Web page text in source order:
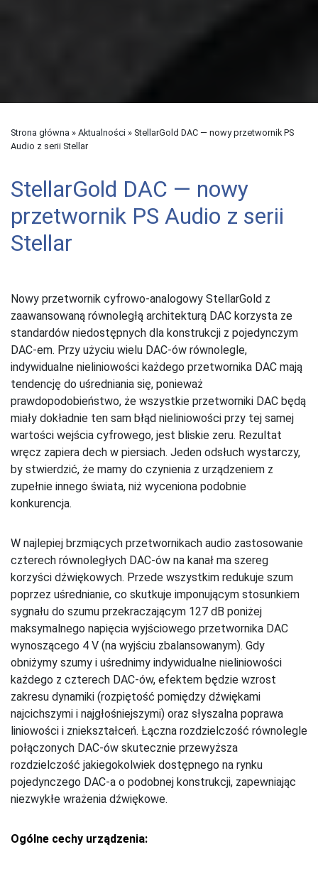
Strona główna » Aktualności » StellarGold DAC — nowy przetwornik PS
Audio z serii Stellar
StellarGold DAC — nowy
przetwornik PS Audio z serii
Stellar
Nowy przetwornik cyfrowo-analogowy StellarGold z
zaawansowaną równoległą architekturą DAC korzysta ze
standardów niedostępnych dla konstrukcji z pojedynczym
DAC-em. Przy użyciu wielu DAC-ów równolegle,
indywidualne nieliniowości każdego przetwornika DAC mają
tendencję do uśredniania się, ponieważ
prawdopodobieństwo, że wszystkie przetworniki DAC będą
miały dokładnie ten sam błąd nieliniowości przy tej samej
wartości wejścia cyfrowego, jest bliskie zeru. Rezultat
wręcz zapiera dech w piersiach. Jeden odsłuch wystarczy,
by stwierdzić, że mamy do czynienia z urządzeniem z
zupełnie innego świata, niż wyceniona podobnie
konkurencja.
W najlepiej brzmiących przetwornikach audio zastosowanie
czterech równoległych DAC-ów na kanał ma szereg
korzyści dźwiękowych. Przede wszystkim redukuje szum
poprzez uśrednianie, co skutkuje imponującym stosunkiem
sygnału do szumu przekraczającym 127 dB poniżej
maksymalnego napięcia wyjściowego przetwornika DAC
wynoszącego 4 V (na wyjściu zbalansowanym). Gdy
obniżymy szumy i uśrednimy indywidualne nieliniowości
każdego z czterech DAC-ów, efektem będzie wzrost
zakresu dynamiki (rozpiętość pomiędzy dźwiękami
najcichszymi i najgłośniejszymi) oraz słyszalna poprawa
liniowości i zniekształceń. Łączna rozdzielczość równolegle
połączonych DAC-ów skutecznie przewyższa
rozdzielczość jakiegokolwiek dostępnego na rynku
pojedynczego DAC-a o podobnej konstrukcji, zapewniając
niezwykłe wrażenia dźwiękowe.
Ogólne cechy urządzenia: